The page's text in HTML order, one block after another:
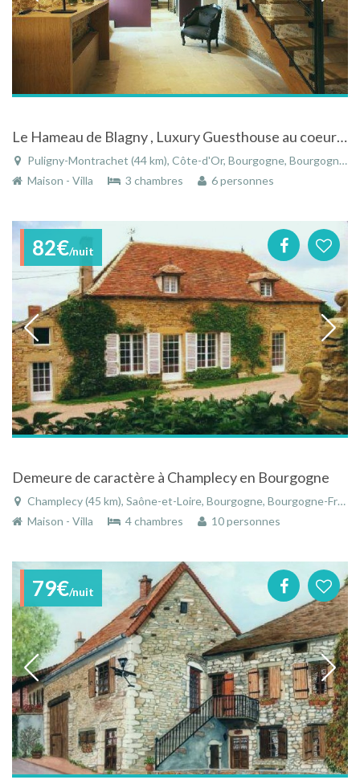
Le Hameau de Blagny , Luxury Guesthouse au coeur des vignobles prestigieux de Bourgogne
Puligny-Montrachet (44 km), Côte-d'Or, Bourgogne, Bourgogne-Franche-Comté, France
Maison - Villa
3 chambres 6 personnes
82€/nuit
Demeure de caractère à Champlecy en Bourgogne
Champlecy (45 km), Saône-et-Loire, Bourgogne, Bourgogne-Franche-Comté, France
Maison - Villa
4 chambres 10 personnes
79€/nuit